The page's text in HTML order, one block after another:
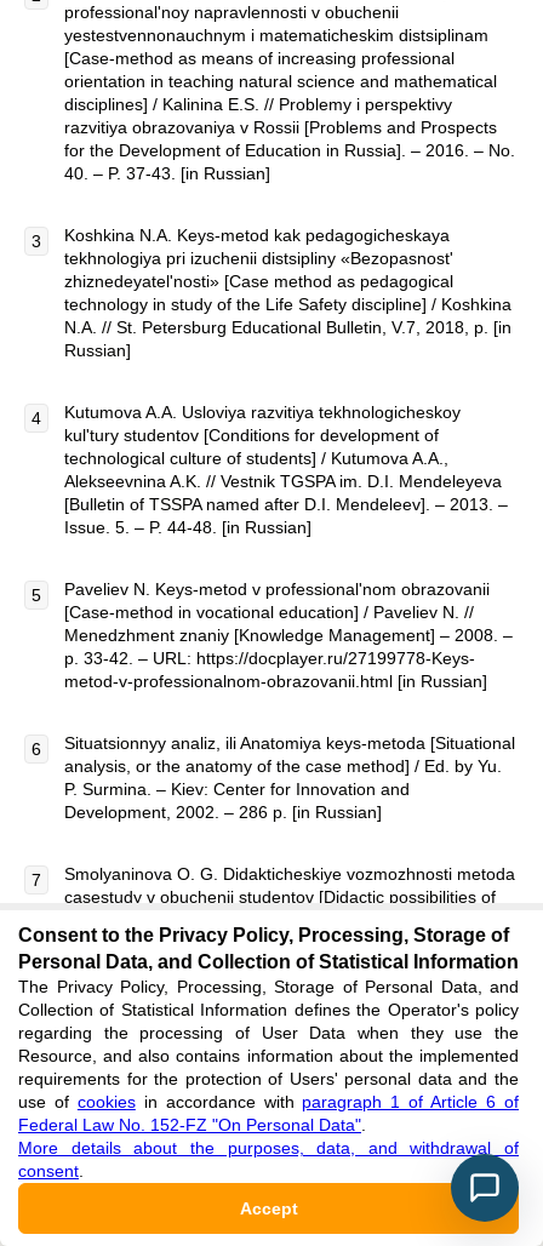
professional'noy napravlennosti v obuchenii
yestestvennonauchnym i matematicheskim distsiplinam
[Case-method as means of increasing professional
orientation in teaching natural science and mathematical
disciplines] / Kalinina E.S. // Problemy i perspektivy
razvitiya obrazovaniya v Rossii [Problems and Prospects
for the Development of Education in Russia]. – 2016. – No.
40. – P. 37-43. [in Russian]
Koshkina N.A. Keys-metod kak pedagogicheskaya
tekhnologiya pri izuchenii distsipliny «Bezopasnost'
zhiznedeyatel'nosti» [Case method as pedagogical
technology in study of the Life Safety discipline] / Koshkina
N.A. // St. Petersburg Educational Bulletin, V.7, 2018, p. [in
Russian]
Kutumova A.A. Usloviya razvitiya tekhnologicheskoy
kul'tury studentov [Conditions for development of
technological culture of students] / Kutumova A.A.,
Alekseevnina A.K. // Vestnik TGSPA im. D.I. Mendeleyeva
[Bulletin of TSSPA named after D.I. Mendeleev]. – 2013. –
Issue. 5. – P. 44-48. [in Russian]
Paveliev N. Keys-metod v professional'nom obrazovanii
[Case-method in vocational education] / Paveliev N. //
Menedzhment znaniy [Knowledge Management] – 2008. –
p. 33-42. – URL: https://docplayer.ru/27199778-Keys-
metod-v-professionalnom-obrazovanii.html [in Russian]
Situatsionnyy analiz, ili Anatomiya keys-metoda [Situational
analysis, or the anatomy of the case method] / Ed. by Yu.
P. Surmina. – Kiev: Center for Innovation and
Development, 2002. – 286 p. [in Russian]
Smolyaninova O. G. Didakticheskiye vozmozhnosti metoda
casestudy v obuchenii studentov [Didactic possibilities of
G. // Gumanitarnyy vestnik [Humanitarian Bulletin]. –
Krasnoyarsk, 2000. [in Russian]
Strokova T.A. Kompetentnostnyy podkhod i problemy yego
realizatsii [Competency-based approach and problems of
its implementation] / Strokova T.A. // Izvestiya
Saratovskogo universiteta [Bulletin of Saratov University],
2010 [In Russian]
FSEI of HE, the specialty 03.03.01 – Pharmacy (specialty
level) [electronic resource]. – M., 2016. URL
Consent to the Privacy Policy, Processing, Storage of
Personal Data, and Collection of Statistical Information
The Privacy Policy, Processing, Storage of Personal Data, and
Collection of Statistical Information defines the Operator's policy
regarding the processing of User Data when they use the
Resource, and also contains information about the implemented
requirements for the protection of Users' personal data and the
use of cookiesin accordance with paragraph 1 of Article 6 of
Federal Law No. 152-FZ "On Personal Data"
More details about the purposes, data, and withdrawal of
consent
Accept